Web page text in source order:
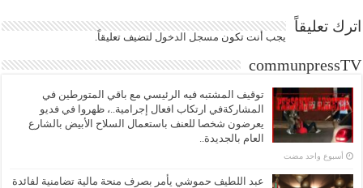
اترك تعليقاً
يجب أنت تكون مسجل الدخول لتضيف تعليقاً.
communpressTV
توقيف المشتبه فيه الرئيسي مع باقي المتورطين في
المشاركةفي ارتكاب افعال إجرامية..، ظهروا في فديو
يعرضون شخصا للعنف باستعمال السلاح الأبيض بالشارع
العام بالجديدة..
‏أسبوع واحد مضت
عبد اللطيف حموشي يأمر بصرف منحة مالية تضامنية لفائدة